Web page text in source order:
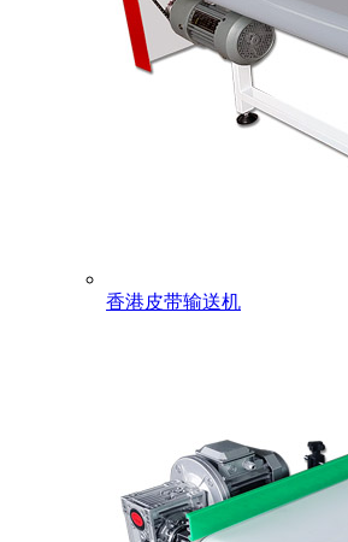
香港皮带输送机